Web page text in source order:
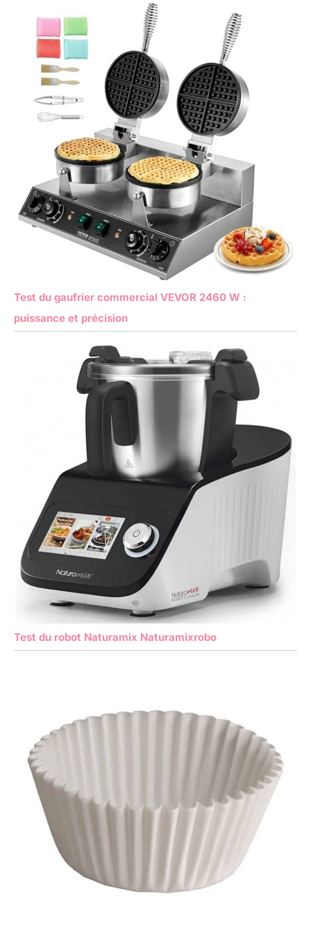
Test du gaufrier commercial VEVOR 2460 W :
puissance et précision
Test du robot Naturamix Naturamixrobo